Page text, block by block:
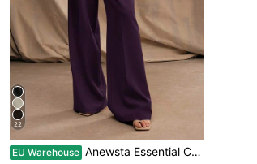
22
EU Warehouse Anewsta Essential Calça feminina casual para o dia a dia no escritório, versátil, de cor sólida, cintura alta e pernas largas.